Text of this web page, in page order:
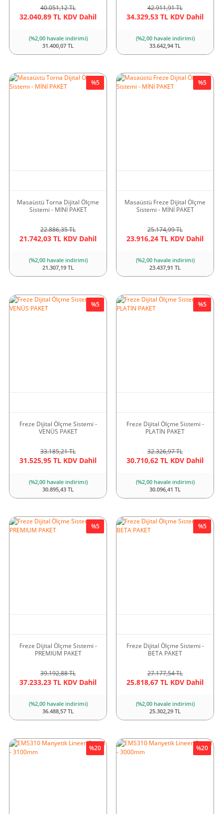
40.051,12 TL
32.040,89 TL KDV Dahil
(%2,00 havale indirimi)
31.400,07 TL
42.911,91 TL
34.329,53 TL KDV Dahil
(%2,00 havale indirimi)
33.642,94 TL
Masaüstü Torna Dijital Ölçme
Sistemi - MİNİ PAKET
22.886,35 TL
21.742,03 TL KDV Dahil
%5
(%2,00 havale indirimi)
21.307,19 TL
Masaüstü Freze Dijital Ölçme
Sistemi - MİNİ PAKET
25.174,99 TL
23.916,24 TL KDV Dahil
%5
(%2,00 havale indirimi)
23.437,91 TL
Freze Dijital Ölçme Sistemi -
VENÜS PAKET
33.185,21 TL
31.525,95 TL KDV Dahil
%5
(%2,00 havale indirimi)
30.895,43 TL
Freze Dijital Ölçme Sistemi -
PLATİN PAKET
32.326,97 TL
30.710,62 TL KDV Dahil
%5
(%2,00 havale indirimi)
30.096,41 TL
Freze Dijital Ölçme Sistemi -
PREMIUM PAKET
39.192,88 TL
37.233,23 TL KDV Dahil
%5
(%2,00 havale indirimi)
36.488,57 TL
Freze Dijital Ölçme Sistemi -
BETA PAKET
27.177,54 TL
25.818,67 TL KDV Dahil
%5
(%2,00 havale indirimi)
25.302,29 TL
%20 %20